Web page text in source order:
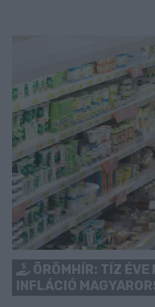
ÖRÖMHÍR: TÍZ ÉVE
INFLÁCIÓ